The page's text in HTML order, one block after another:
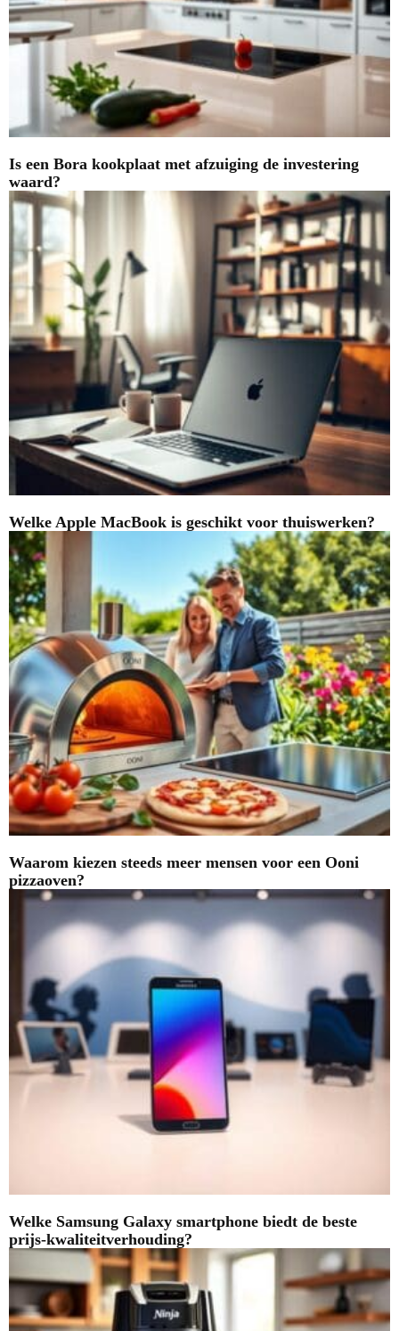
Is een Bora kookplaat met afzuiging de investering
waard?
Welke Apple MacBook is geschikt voor thuiswerken?
Waarom kiezen steeds meer mensen voor een Ooni
pizzaoven?
Welke Samsung Galaxy smartphone biedt de beste
prijs-kwaliteitverhouding?